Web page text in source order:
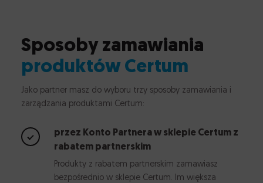
Sposoby zamawiania
produktów Certum
Jako partner masz do wyboru trzy sposoby zamawiania i
zarządzania produktami Certum:
przez Konto Partnera w sklepie Certum z
rabatem partnerskim
Produkty z rabatem partnerskim zamawiasz
bezpośrednio w sklepie Certum. Im większa